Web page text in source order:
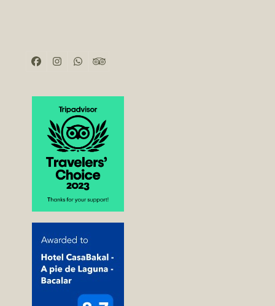
Facebook
Instagram
WhatsappTripadvisor